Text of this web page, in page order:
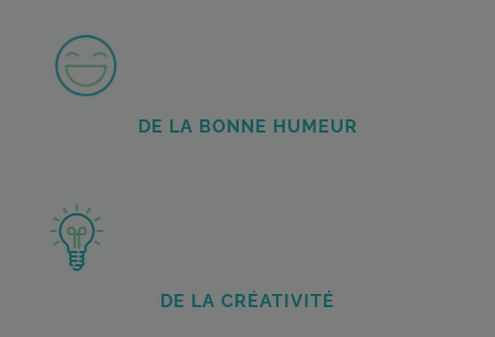
DE LA BONNE HUMEUR
DE LA CRÉATIVITÉ